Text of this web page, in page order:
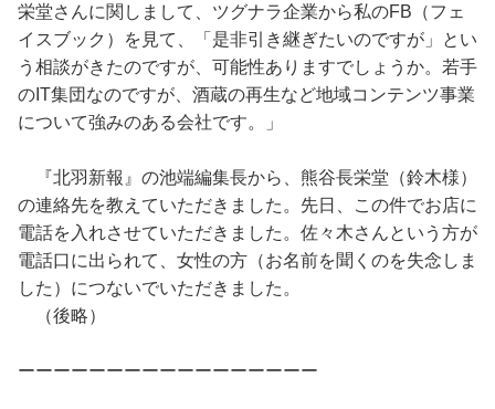
栄堂さんに関しまして、ツグナラ企業から私のFB（フェ
イスブック）を見て、「是非引き継ぎたいのですが」とい
う相談がきたのですが、可能性ありますでしょうか。若手
のIT集団なのですが、酒蔵の再生など地域コンテンツ事業
について強みのある会社です。」
『北羽新報』の池端編集長から、熊谷長栄堂（鈴木様）
の連絡先を教えていただきました。先日、この件でお店に
電話を入れさせていただきました。佐々木さんという方が
電話口に出られて、女性の方（お名前を聞くのを失念しま
した）につないでいただきました。
（後略）
ーーーーーーーーーーーーーーーーー